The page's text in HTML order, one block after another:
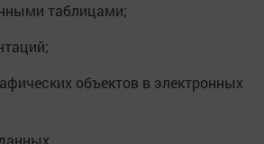
таблицами;
объектов в электронных